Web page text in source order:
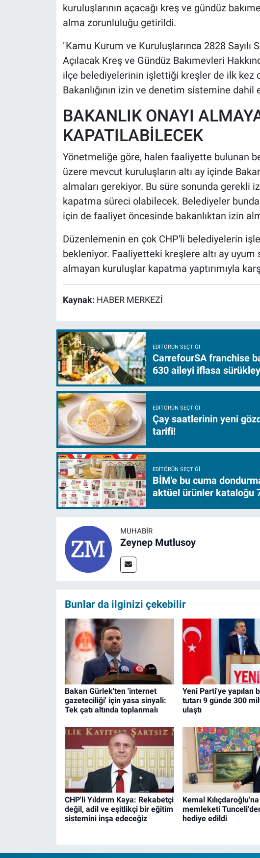
kuruluşlarının açacağı kreş ve gündüz
alma zorunluluğu getirildi.
"Kamu Kurum ve Kuruluşlarınca 2828
Açılacak Kreş ve Gündüz Bakımevleri
ilçe belediyelerinin işlettiği kreşler de ilk kez
Bakanlığının izin ve denetim sistemine dahil
BAKANLIK ONAYI
KAPATILABİLECEK
Yönetmeliğe göre, halen faaliyette bulunan
üzere mevcut kuruluşların altı ay içinde
almaları gerekiyor. Bu süre sonunda gerekli
kapatma süreci olabilecek. Belediyeler
için de faaliyet öncesinde bakanlıktan izin
Düzenlemenin en çok CHP'li belediyelerin
bekleniyor. Faaliyetteki kreşlere altı ay uyum
almayan kuruluşlar kapatma yaptırımıyla
Kaynak: HABER MERKEZİ
EDITÖRÜN SEÇTIĞI
CarrefourSA franchise
630 aileyi iflasa
EDITÖRÜN SEÇTIĞI
Çay saatlerinin yeni
tarifi!
EDITÖRÜN SEÇTIĞI
BİM'e bu cuma
aktüel ürünler kataloğu
MUHABIR
Zeynep Mutlusoy
Bunlar da ilginizi çekebilir
Bakan Gürlek'ten 'internet
gazeteciliği' için yasa sinyali:
Tek çatı altında toplanmalı
Yeni Parti'ye yapılan
tutarı 9 günde 300
ulaştı
CHP'li Yıldırım Kaya: Rekabetçi
değil, adil ve eşitlikçi bir eğitim
sistemini inşa edeceğiz
Kemal Kılıçdaroğlu'na
memleketi
hediye edildi